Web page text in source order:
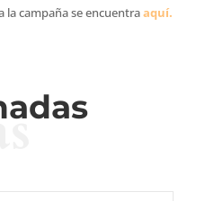
la campaña se encuentraaquí.